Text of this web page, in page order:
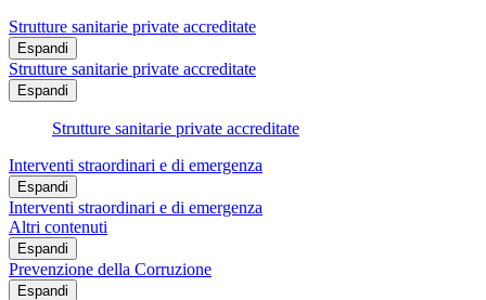
Strutture sanitarie private accreditate
Espandi
Strutture sanitarie private accreditate
Espandi
Strutture sanitarie private accreditate
Interventi straordinari e di emergenza
Espandi
Interventi straordinari e di emergenza
Altri contenuti
Espandi
Prevenzione della Corruzione
Espandi